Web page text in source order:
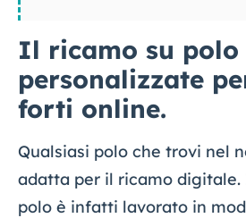
Il ricamo su polo
personalizzate
forti online.
Qualsiasi polo che trovi nel
adatta per il ricamo
polo è infatti lavorato in